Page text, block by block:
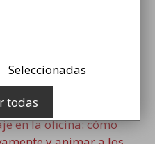
Seleccionadas
todas